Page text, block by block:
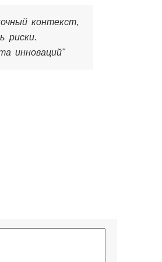
контекст,
риски.